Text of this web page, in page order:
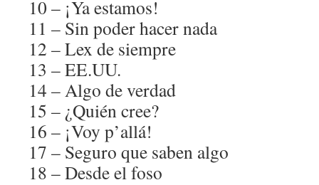
10 – ¡Ya estamos!
11 – Sin poder hacer nada
12 – Lex de siempre
13 – EE.UU.
14 – Algo de verdad
15 – ¿Quién cree?
16 – ¡Voy p’allá!
17 – Seguro que saben algo
18 – Desde el foso